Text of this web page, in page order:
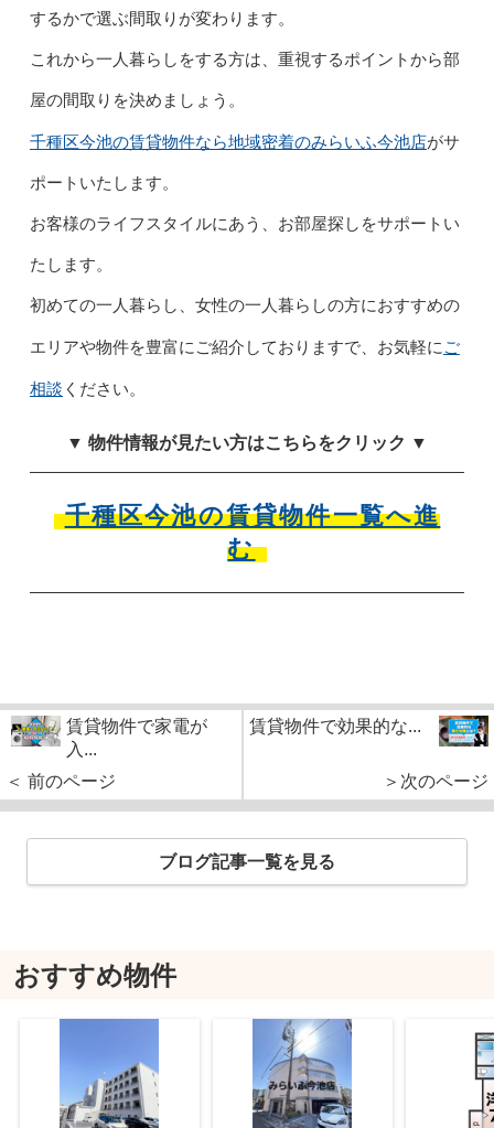
するかで選ぶ間取りが変わります。
これから一人暮らしをする方は、重視するポイントから部
屋の間取りを決めましょう。
千種区今池の賃貸物件なら地域密着のみらいふ今池店がサ
ポートいたします。
お客様のライフスタイルにあう、お部屋探しをサポートい
たします。
初めての一人暮らし、女性の一人暮らしの方におすすめの
エリアや物件を豊富にご紹介しておりますで、お気軽に ご
相談 ください。
▼ 物件情報が見たい方はこちらをクリック ▼
千種区今池の賃貸物件一覧へ進
む
賃貸物件で家電が
入...
＜ 前のページ
賃貸物件で効果的な...
＞次のページ
ブログ記事一覧を見る
おすすめ物件